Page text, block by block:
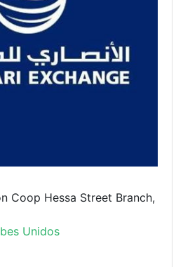
Coop Hessa Street Branch,
Unidos